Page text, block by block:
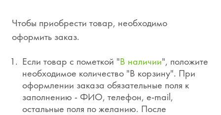
Чтобы приобрести товар, необходимо
оформить заказ.
Если товар с пометкой "В наличии", положите
необходимое количество "В корзину". При
оформлении заказа обязательные поля к
заполнению - ФИО, телефон, e-mail,
остальные поля по желанию. После